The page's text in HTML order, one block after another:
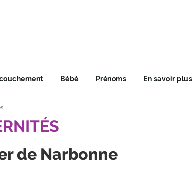
Bébé Prénoms En savoir plus
de Narbonne